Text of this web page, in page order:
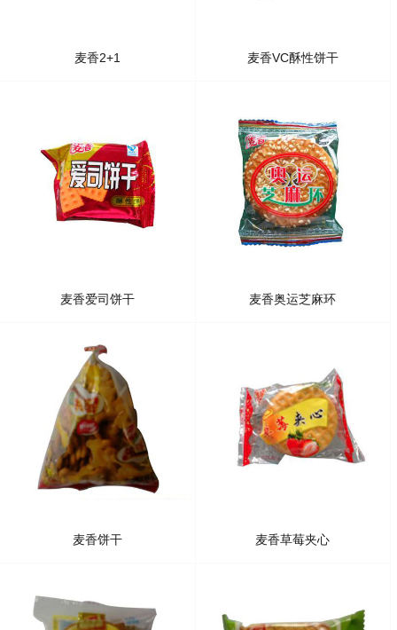
麦香2+1 麦香VC酥性饼干
麦香爱司饼干 麦香奥运芝麻环
麦香饼干 麦香草莓夹心